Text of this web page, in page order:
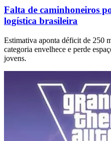
Falta de caminhoneiros
logística brasileira
Estimativa aponta déficit de 250
categoria envelhece e perde
jovens.